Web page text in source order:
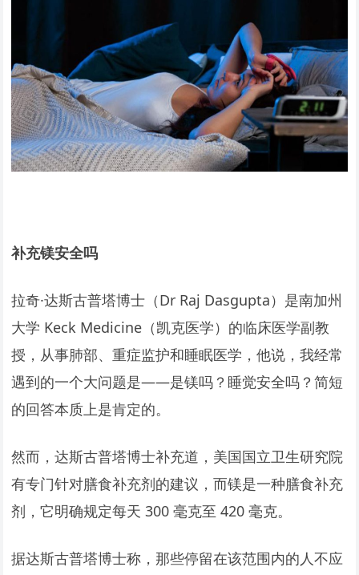
补充镁安全吗
拉奇·达斯古普塔博士（Dr Raj Dasgupta）是南加州
大学 Keck Medicine（凯克医学）的临床医学副教
授，从事肺部、重症监护和睡眠医学，他说，我经常
遇到的一个大问题是——是镁吗？睡觉安全吗？简短
的回答本质上是肯定的。
然而，达斯古普塔博士补充道，美国国立卫生研究院
有专门针对膳食补充剂的建议，而镁是一种膳食补充
剂，它明确规定每天 300 毫克至 420 毫克。
据达斯古普塔博士称，那些停留在该范围内的人不应